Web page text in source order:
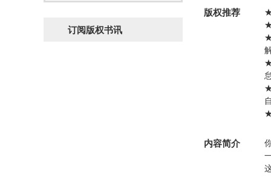
订阅版权书讯
版权推荐
内容简介